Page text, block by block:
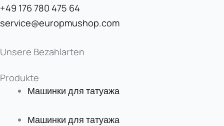
+49 176 780 475 64
service@europmushop.com
Unsere Bezahlarten
Produkte
Машинки для татуажа
Машинки для татуажа